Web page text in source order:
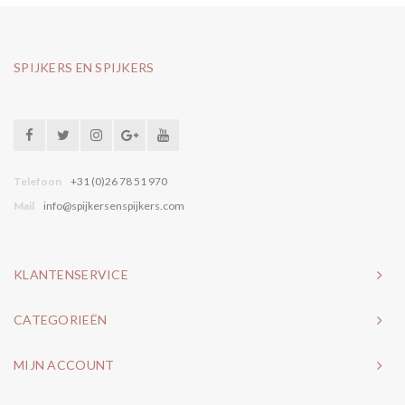
SPIJKERS EN SPIJKERS
Telefoon
+31 (0)26 78 51 970
Mail
info@spijkersenspijkers.com
KLANTENSERVICE
CATEGORIEËN
MIJN ACCOUNT